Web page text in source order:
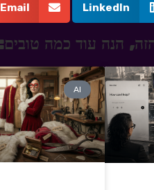
LinkedIn
Email
הנה עוד כמה טובים:
AI